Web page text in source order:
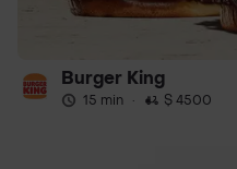
Burger King
15 min · $ 4500